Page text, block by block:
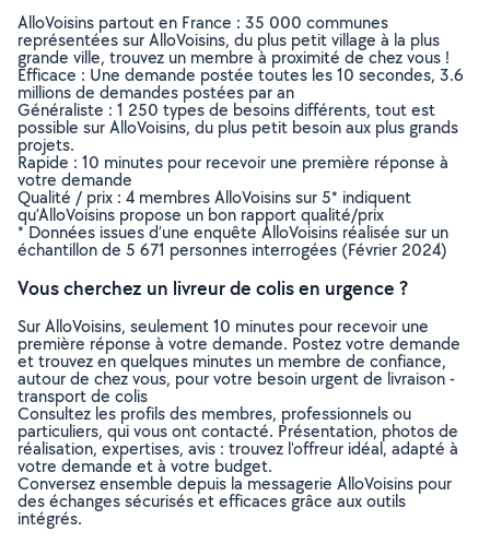
AlloVoisins partout en France : 35 000 communes
représentées sur AlloVoisins, du plus petit village à la plus
grande ville, trouvez un membre à proximité de chez vous !
Efficace : Une demande postée toutes les 10 secondes, 3.6
millions de demandes postées par an
Généraliste : 1 250 types de besoins différents, tout est
possible sur AlloVoisins, du plus petit besoin aux plus grands
projets.
Rapide : 10 minutes pour recevoir une première réponse à
votre demande
Qualité / prix : 4 membres AlloVoisins sur 5* indiquent
qu’AlloVoisins propose un bon rapport qualité/prix
* Données issues d’une enquête AlloVoisins réalisée sur un
échantillon de 5 671 personnes interrogées (Février 2024)
Vous cherchez un livreur de colis en urgence ?
Sur AlloVoisins, seulement 10 minutes pour recevoir une
première réponse à votre demande. Postez votre demande
et trouvez en quelques minutes un membre de confiance,
autour de chez vous, pour votre besoin urgent de livraison -
transport de colis
Consultez les profils des membres, professionnels ou
particuliers, qui vous ont contacté. Présentation, photos de
réalisation, expertises, avis : trouvez l'offreur idéal, adapté à
votre demande et à votre budget.
Conversez ensemble depuis la messagerie AlloVoisins pour
des échanges sécurisés et efficaces grâce aux outils
intégrés.